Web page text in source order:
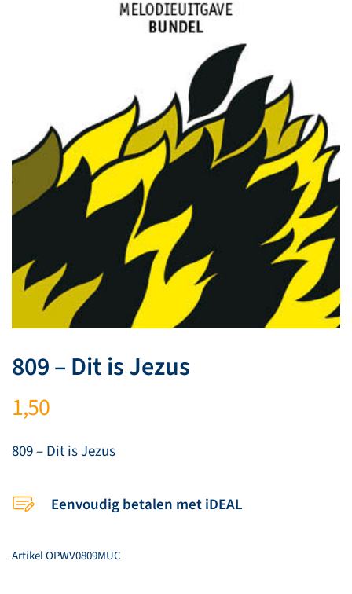
809 – Dit is Jezus
1,50
809 – Dit is Jezus
Eenvoudig betalen met iDEAL
ArtikelOPWV0809MUC